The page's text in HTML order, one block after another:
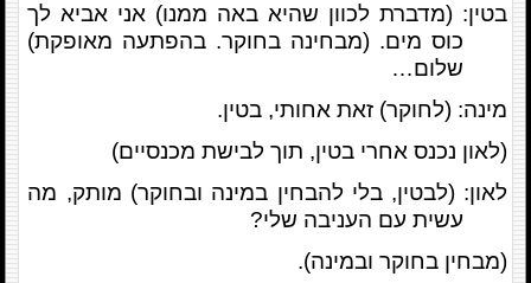
בטין: (מדברת לכוון שהיא באה ממנו) אני אביא לך
כוס מים. (מבחינה בחוקר. בהפתעה מאופקת)
שלום…
מינה: (לחוקר) זאת אחותי, בטין.
(לאון נכנס אחרי בטין, תוך לבישת מכנסיים)
לאון: (לבטין, בלי להבחין במינה ובחוקר) מותק, מה
עשית עם העניבה שלי?
(מבחין בחוקר ובמינה).